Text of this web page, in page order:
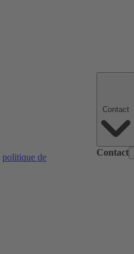
politique de
Contact